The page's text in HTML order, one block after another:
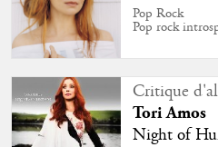
Pop Rock
Pop rock
Critique
Tori Amos
Night of